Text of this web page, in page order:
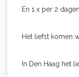
En 1 x per 2
Het liefst komen
In Den Haag het